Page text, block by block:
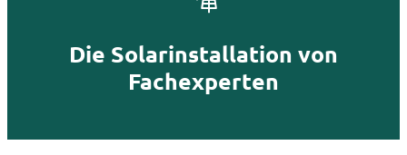
Die Solarinstallation von
Fachexperten